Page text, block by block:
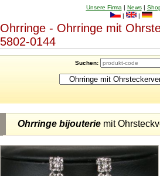
Unsere Firma | News|
|
|
Ohrringe - Ohrringe mit
5802-0144
Suchen:
Ohrringe bijouterie mit